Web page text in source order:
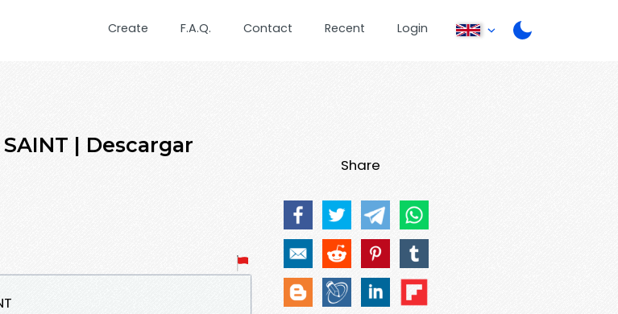
Create F.A.Q. Contact Recent Login
SAINT | Descargar
Share